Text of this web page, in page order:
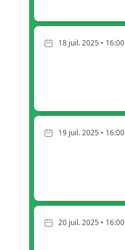
18 juil. 2025 • 16:00
19 juil. 2025 • 16:00
20 juil. 2025 • 16:00